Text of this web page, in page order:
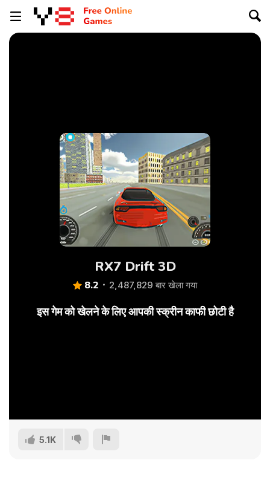
RX7 Drift 3D
8.2 2,487,829 बार खेला गया
इस गेम को खेलने के लिए आपकी स्क्रीन काफी छोटी है
5.1K